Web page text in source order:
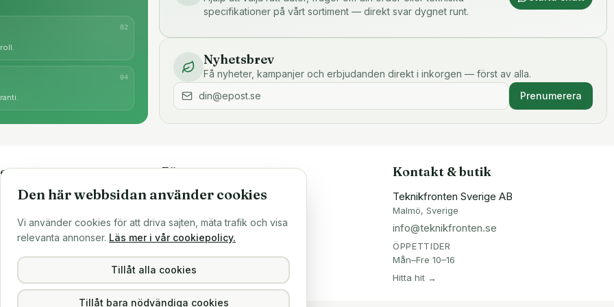
02
04
specifikationer på vårt sortiment — direkt svar dygnet runt.
Nyhetsbrev
Få nyheter, kampanjer och erbjudanden direkt i inkorgen — först av alla.
Prenumerera
Företaget
Om oss
Sälj till oss
Köpvillkor
Integritetspolicy
Kontakt & butik
Teknikfronten Sverige AB
Malmö, Sverige
info@teknikfronten.se
ÖPPETTIDER
Mån–Fre 10–16
Hitta hit →
Den här webbsidan använder cookies
Vi använder cookies för att driva sajten, mäta trafik och visa
relevanta annonser. Läs mer i vår cookiepolicy.
Tillåt alla cookies
Tillåt bara nödvändiga cookies